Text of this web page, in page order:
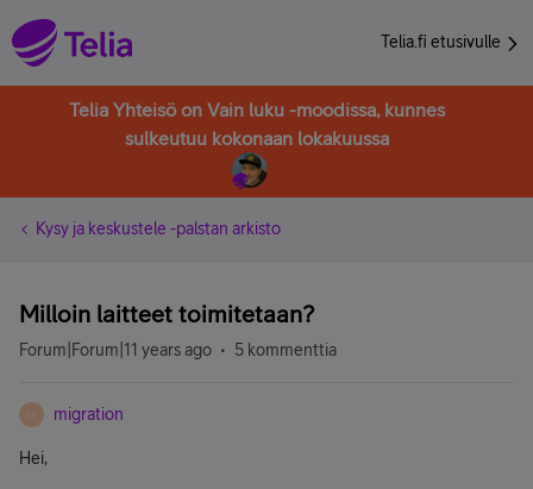
Telia.fi etusivulle
Telia Yhteisö on Vain luku -moodissa, kunnes
sulkeutuu kokonaan lokakuussa
Kysy ja keskustele -palstan arkisto
Milloin laitteet toimitetaan?
Forum|Forum|11 years ago 5 kommenttia
M migration
Hei,